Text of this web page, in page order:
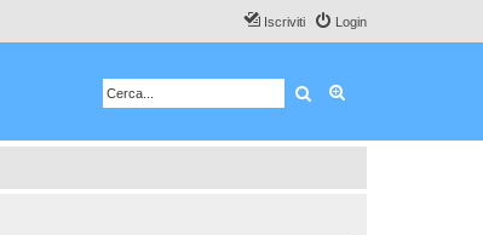
Login
Iscriviti
Cerca